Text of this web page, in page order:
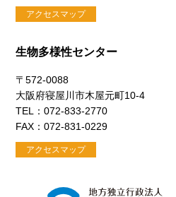
アクセスマップ
生物多様性センター
〒572-0088
大阪府寝屋川市木屋元町10-4
TEL：072-833-2770
FAX：072-831-0229
アクセスマップ